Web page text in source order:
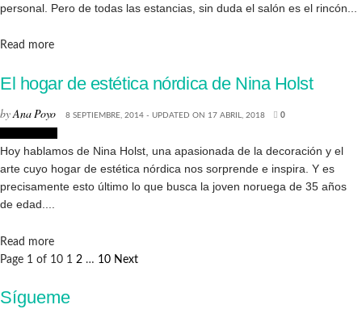
personal. Pero de todas las estancias, sin duda el salón es el rincón...
Read moreDetails
El hogar de estética nórdica de Nina Holst
byAna Poyo 8 SEPTIEMBRE, 2014 - UPDATED ON 17 ABRIL, 2018 0
Hoy hablamos de Nina Holst, una apasionada de la decoración y el
arte cuyo hogar de estética nórdica nos sorprende e inspira. Y es
precisamente esto último lo que busca la joven noruega de 35 años
de edad....
Read moreDetails
Page 1 of 10 1 2 … 10 Next
Sígueme